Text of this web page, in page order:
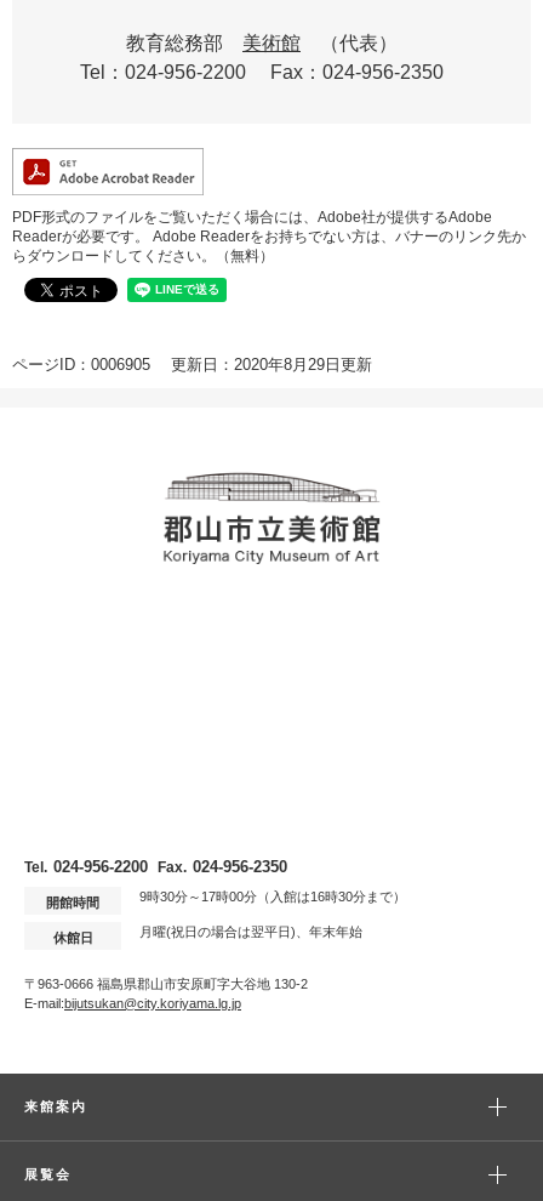
教育総務部 美術館
代表
Tel：024-956-2200
Fax：024-956-2350
PDF形式のファイルをご覧いただく場合には、Adobe社が提供するAdobe
Readerが必要です。
Adobe Readerをお持ちでない方は、バナーのリンク先か
らダウンロードしてください。（無料）
ページID：0006905 更新日：2020年8月29日更新
Tel. 024-956-2200 Fax. 024-956-2350
開館時間 9時30分～17時00分（入館は16時30分まで）
休館日 月曜(祝日の場合は翌平日)、年末年始
〒963-0666 福島県郡山市安原町字大谷地 130-2
E-mail:bijutsukan@city.koriyama.lg.jp
来館案内
展覧会